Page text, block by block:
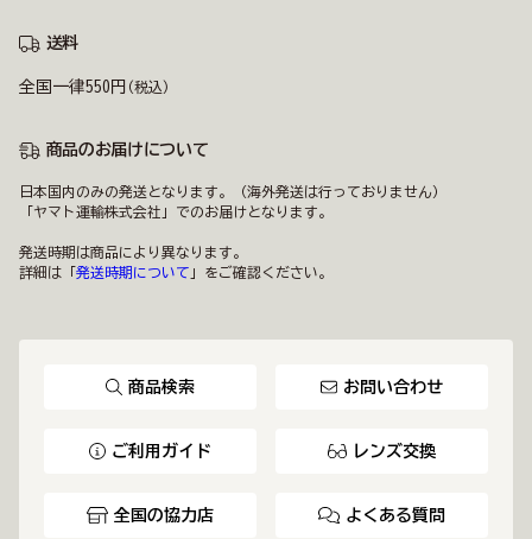
送料
全国一律550円 (税込)
商品のお届けについて
日本国内のみの発送となります。（海外発送は行っておりません）
「ヤマト運輸株式会社」でのお届けとなります。
発送時期は商品により異なります。
詳細は「 発送時期について 」をご確認ください。
商品検索 お問い合わせ
ご利用ガイド レンズ交換
全国の協力店 よくある質問